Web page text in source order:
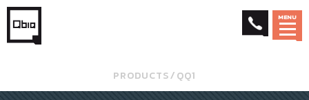
MENU
PRODUCTS ⁄ QQ1